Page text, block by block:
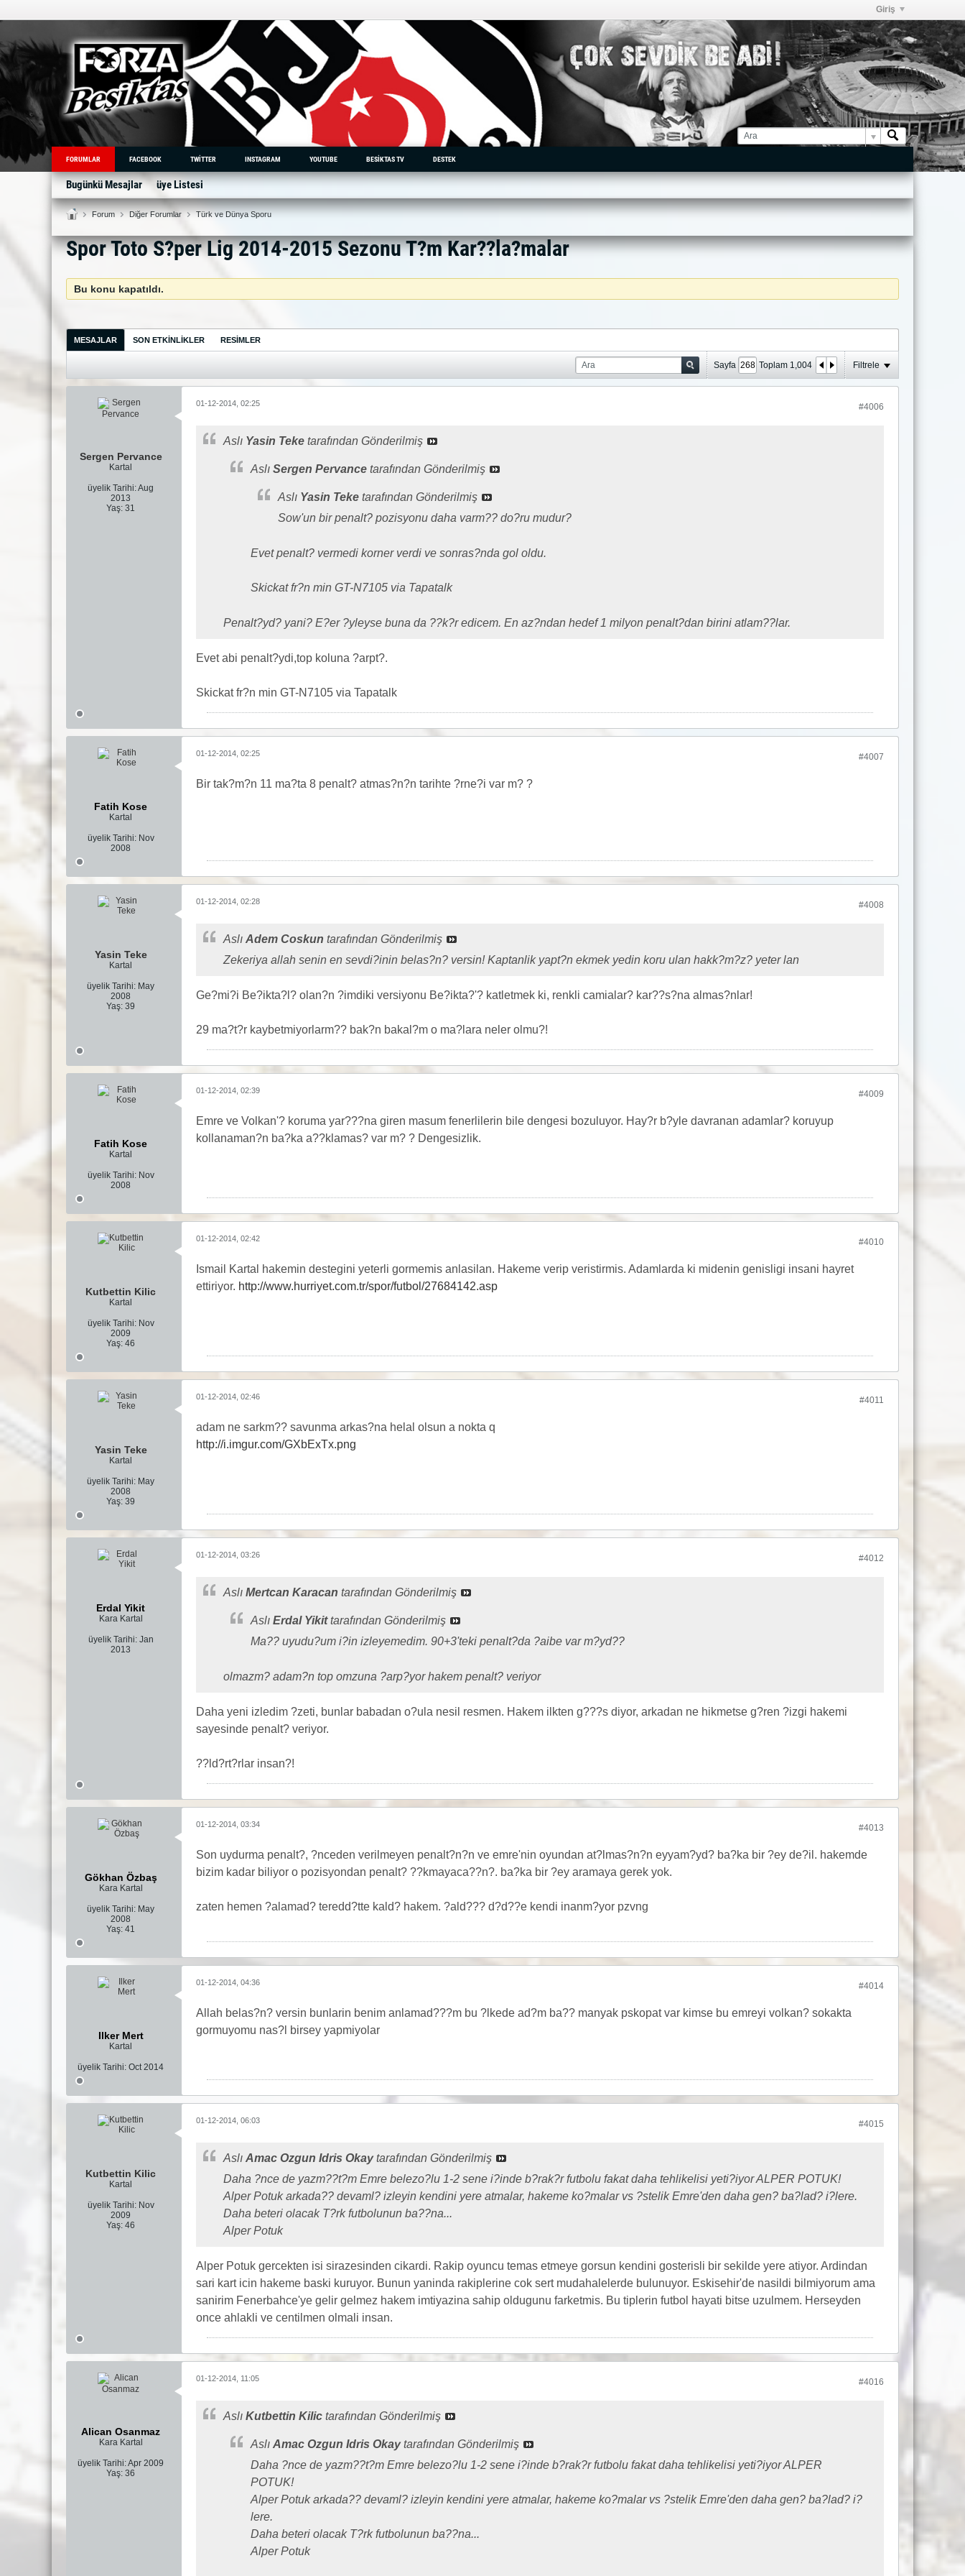
Giriş
FORUMLAR FACEBOOK TWITTER INSTAGRAM YOUTUBE BESIKTAS TV DESTEK
Bugünkü Mesajlar üye Listesi
Forum Diğer Forumlar Türk ve Dünya Sporu
Spor Toto S?per Lig 2014-2015 Sezonu T?m Kar??la?malar
Bu konu kapatıldı.
MESAJLAR SON ETKINLIKLER RESIMLER
Sayfa Toplam 1,004 Filtrele
Sergen Pervance
Kartal
üyelik Tarihi:Aug
2013
Yaş: 31
#4006
01-12-2014, 02:25
Aslı Yasin Teke tarafından Gönderilmiş
Aslı Sergen Pervance tarafından Gönderilmiş
Aslı Yasin Teke tarafından Gönderilmiş
Sow'un bir penalt? pozisyonu daha varm?? do?ru mudur?
Evet penalt? vermedi korner verdi ve sonras?nda gol oldu.
Skickat fr?n min GT-N7105 via Tapatalk
Penalt?yd? yani? E?er ?yleyse buna da ??k?r edicem. En az?ndan hedef 1 milyon penalt?dan birini atlam??lar.
Evet abi penalt?ydi,top koluna ?arpt?.
Skickat fr?n min GT-N7105 via Tapatalk
Fatih Kose
Kartal
üyelik Tarihi: Nov
2008
#4007
01-12-2014, 02:25
Bir tak?m?n 11 ma?ta 8 penalt? atmas?n?n tarihte ?rne?i var m? ?
Yasin Teke
Kartal
üyelik Tarihi: May
2008
Yaş: 39
#4008
01-12-2014, 02:28
Aslı Adem Coskun tarafından Gönderilmiş
Zekeriya allah senin en sevdi?inin belas?n? versin! Kaptanlik yapt?n ekmek yedin koru ulan hakk?m?z? yeter lan
Ge?mi?i Be?ikta?l? olan?n ?imdiki versiyonu Be?ikta?'? katletmek ki, renkli camialar? kar??s?na almas?nlar!
29 ma?t?r kaybetmiyorlarm?? bak?n bakal?m o ma?lara neler olmu?!
Fatih Kose
Kartal
üyelik Tarihi: Nov
2008
#4009
01-12-2014, 02:39
Emre ve Volkan'? koruma yar???na giren masum fenerlilerin bile dengesi bozuluyor. Hay?r b?yle davranan adamlar? koruyup
kollanaman?n ba?ka a??klamas? var m? ? Dengesizlik.
Kutbettin Kilic
Kartal
üyelik Tarihi: Nov
2009
Yaş: 46
#4010
01-12-2014, 02:42
Ismail Kartal hakemin destegini yeterli gormemis anlasilan. Hakeme verip veristirmis. Adamlarda ki midenin genisligi insani hayret
ettiriyor. http://www.hurriyet.com.tr/spor/futbol/27684142.asp
Yasin Teke
Kartal
üyelik Tarihi: May
2008
Yaş: 39
#4011
01-12-2014, 02:46
adam ne sarkm?? savunma arkas?na helal olsun a nokta q
http://i.imgur.com/GXbExTx.png
Erdal Yikit
Kara Kartal
üyelik Tarihi: Jan
2013
#4012
01-12-2014, 03:26
Aslı Mertcan Karacan tarafından Gönderilmiş
Aslı Erdal Yikittarafından Gönderilmiş
Ma?? uyudu?um i?in izleyemedim. 90+3'teki penalt?da ?aibe var m?yd??
olmazm? adam?n top omzuna ?arp?yor hakem penalt? veriyor
Daha yeni izledim ?zeti, bunlar babadan o?ula nesil resmen. Hakem ilkten g???s diyor, arkadan ne hikmetse g?ren ?izgi hakemi
sayesinde penalt? veriyor.
??ld?rt?rlar insan?!
Gökhan Özbaş
Kara Kartal
üyelik Tarihi: May
2008
Yaş: 41
#4013
01-12-2014, 03:34
Son uydurma penalt?, ?nceden verilmeyen penalt?n?n ve emre'nin oyundan at?lmas?n?n eyyam?yd? ba?ka bir ?ey de?il. hakemde
bizim kadar biliyor o pozisyondan penalt? ??kmayaca??n?. ba?ka bir ?ey aramaya gerek yok.
zaten hemen ?alamad? teredd?tte kald? hakem. ?ald??? d?d??e kendi inanm?yor pzvng
Ilker Mert
Kartal
üyelik Tarihi: Oct 2014
#4014
01-12-2014, 04:36
Allah belas?n? versin bunlarin benim anlamad???m bu ?lkede ad?m ba?? manyak pskopat var kimse bu emreyi volkan? sokakta
gormuyomu nas?l birsey yapmiyolar
Kutbettin Kilic
Kartal
üyelik Tarihi: Nov
2009
Yaş: 46
#4015
01-12-2014, 06:03
Aslı Amac Ozgun Idris Okaytarafından Gönderilmiş
Daha ?nce de yazm??t?m Emre belezo?lu 1-2 sene i?inde b?rak?r futbolu fakat daha tehlikelisi yeti?iyor ALPER POTUK!
Alper Potuk arkada?? devaml? izleyin kendini yere atmalar, hakeme ko?malar vs ?stelik Emre'den daha gen? ba?lad? i?lere.
Daha beteri olacak T?rk futbolunun ba??na...
Alper Potuk
Alper Potuk gercekten isi sirazesinden cikardi. Rakip oyuncu temas etmeye gorsun kendini gosterisli bir sekilde yere atiyor. Ardindan
sari kart icin hakeme baski kuruyor. Bunun yaninda rakiplerine cok sert mudahalelerde bulunuyor. Eskisehir'de nasildi bilmiyorum ama
sanirim Fenerbahce'ye gelir gelmez hakem imtiyazina sahip oldugunu farketmis. Bu tiplerin futbol hayati bitse uzulmem. Herseyden
once ahlakli ve centilmen olmali insan.
Alican Osanmaz
Kara Kartal
üyelik Tarihi:Apr 2009
Yaş: 36
#4016
01-12-2014, 11:05
Aslı Kutbettin Kilic tarafından Gönderilmiş
Aslı Amac Ozgun Idris Okaytarafından Gönderilmiş
Daha ?nce de yazm??t?m Emre belezo?lu 1-2 sene i?inde b?rak?r futbolu fakat daha tehlikelisi yeti?iyor ALPER
POTUK!
Alper Potuk arkada?? devaml? izleyin kendini yere atmalar, hakeme ko?malar vs ?stelik Emre'den daha gen? ba?lad? i?
lere.
Daha beteri olacak T?rk futbolunun ba??na...
Alper Potuk